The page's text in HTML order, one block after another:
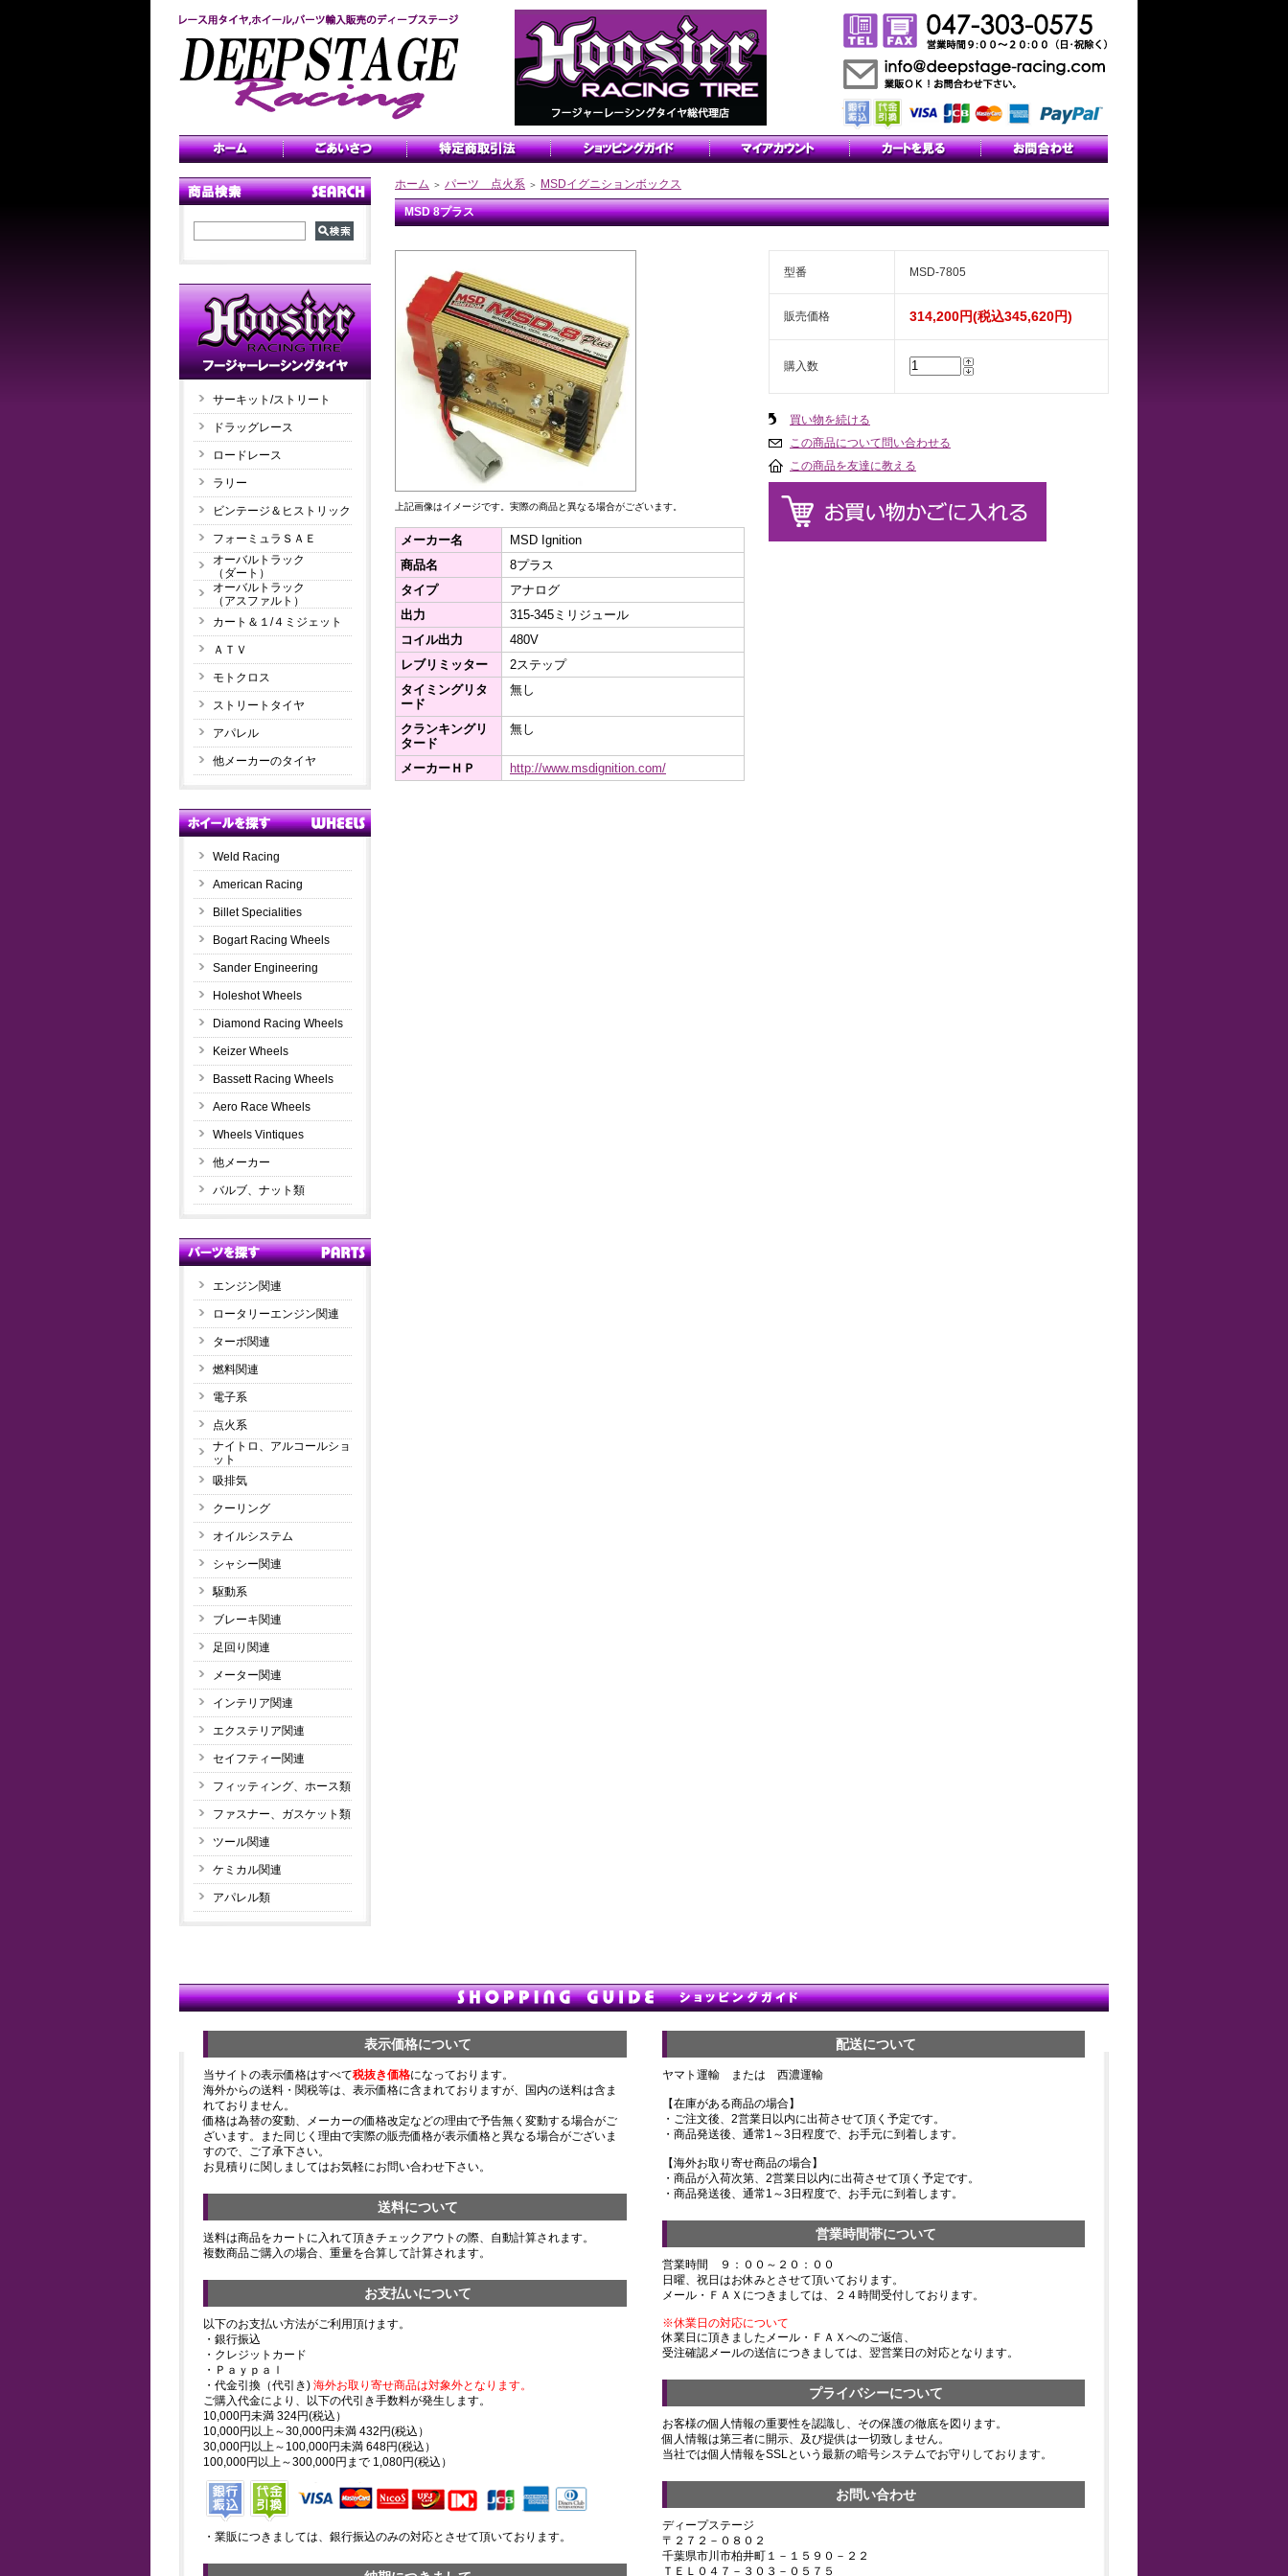
サーキット/ストリート
ドラッグレース
ロードレース
ラリー
ビンテージ＆ヒストリック
フォーミュラＳＡＥ
オーバルトラック
（ダート）
オーバルトラック
（アスファルト）
カート＆１/４ミジェット
ＡＴＶ
モトクロス
ストリートタイヤ
アパレル
他メーカーのタイヤ
Weld Racing
American Racing
Billet Specialities
Bogart Racing Wheels
Sander Engineering
Holeshot Wheels
Diamond Racing Wheels
Keizer Wheels
Bassett Racing Wheels
Aero Race Wheels
Wheels Vintiques
他メーカー
バルブ、ナット類
エンジン関連
ロータリーエンジン関連
ターボ関連
燃料関連
電子系
点火系
ナイトロ、アルコールショ
ット
吸排気
クーリング
オイルシステム
シャシー関連
駆動系
ブレーキ関連
足回り関連
メーター関連
インテリア関連
エクステリア関連
セイフティー関連
フィッティング、ホース類
ファスナー、ガスケット類
ツール関連
ケミカル関連
アパレル類
ホーム ＞ パーツ 点火系 ＞ MSDイグニションボックス
MSD 8プラス
上記画像はイメージです。実際の商品と異なる場合がございます。
メーカー名
MSD Ignition
商品名
8プラス
タイプ
アナログ
出力
315-345ミリジュール
コイル出力
480V
レブリミッター
2ステップ
タイミングリタ
ード
無し
クランキングリ
タード
無し
メーカーＨＰ http://www.msdignition.com/
型番 MSD-7805
販売価格 314,200円(税込345,620円)
購入数
買い物を続ける
この商品について問い合わせる
この商品を友達に教える
表示価格について
当サイトの表示価格はすべて税抜き価格になっております。
海外からの送料・関税等は、表示価格に含まれておりますが、国内の送料は含ま
れておりません。
価格は為替の変動、メーカーの価格改定などの理由で予告無く変動する場合がご
ざいます。また同じく理由で実際の販売価格が表示価格と異なる場合がございま
すので、ご了承下さい。
お見積りに関しましてはお気軽にお問い合わせ下さい。
送料について
送料は商品をカートに入れて頂きチェックアウトの際、自動計算されます。
複数商品ご購入の場合、重量を合算して計算されます。
お支払いについて
以下のお支払い方法がご利用頂けます。
・銀行振込
・クレジットカード
・Ｐａｙｐａｌ
・代金引換（代引き) 海外お取り寄せ商品は対象外となります。
ご購入代金により、以下の代引き手数料が発生します。
10,000円未満 324円(税込）
10,000円以上～30,000円未満 432円(税込）
30,000円以上～100,000円未満 648円(税込）
100,000円以上～300,000円まで 1,080円(税込）
・業販につきましては、銀行振込のみの対応とさせて頂いております。
配送について
ヤマト運輸 または 西濃運輸
【在庫がある商品の場合】
・ご注文後、2営業日以内に出荷させて頂く予定です。
・商品発送後、通常1～3日程度で、お手元に到着します。
【海外お取り寄せ商品の場合】
・商品が入荷次第、2営業日以内に出荷させて頂く予定です。
・商品発送後、通常1～3日程度で、お手元に到着します。
営業時間帯について
営業時間 ９：００～２０：００
日曜、祝日はお休みとさせて頂いております。
メール・ＦＡＸにつきましては、２４時間受付しております。
※休業日の対応について
休業日に頂きましたメール・ＦＡＸへのご返信、
受注確認メールの送信につきましては、翌営業日の対応となります。
プライバシーについて
お客様の個人情報の重要性を認識し、その保護の徹底を図ります。
個人情報は第三者に開示、及び提供は一切致しません。
当社では個人情報をSSLという最新の暗号システムでお守りしております。
お問い合わせ
ディープステージ
〒２７２－０８０２
千葉県市川市柏井町１－１５９０－２２
ＴＥＬ０４７－３０３－０５７５